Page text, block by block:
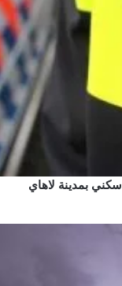
بمدينة لاهاي